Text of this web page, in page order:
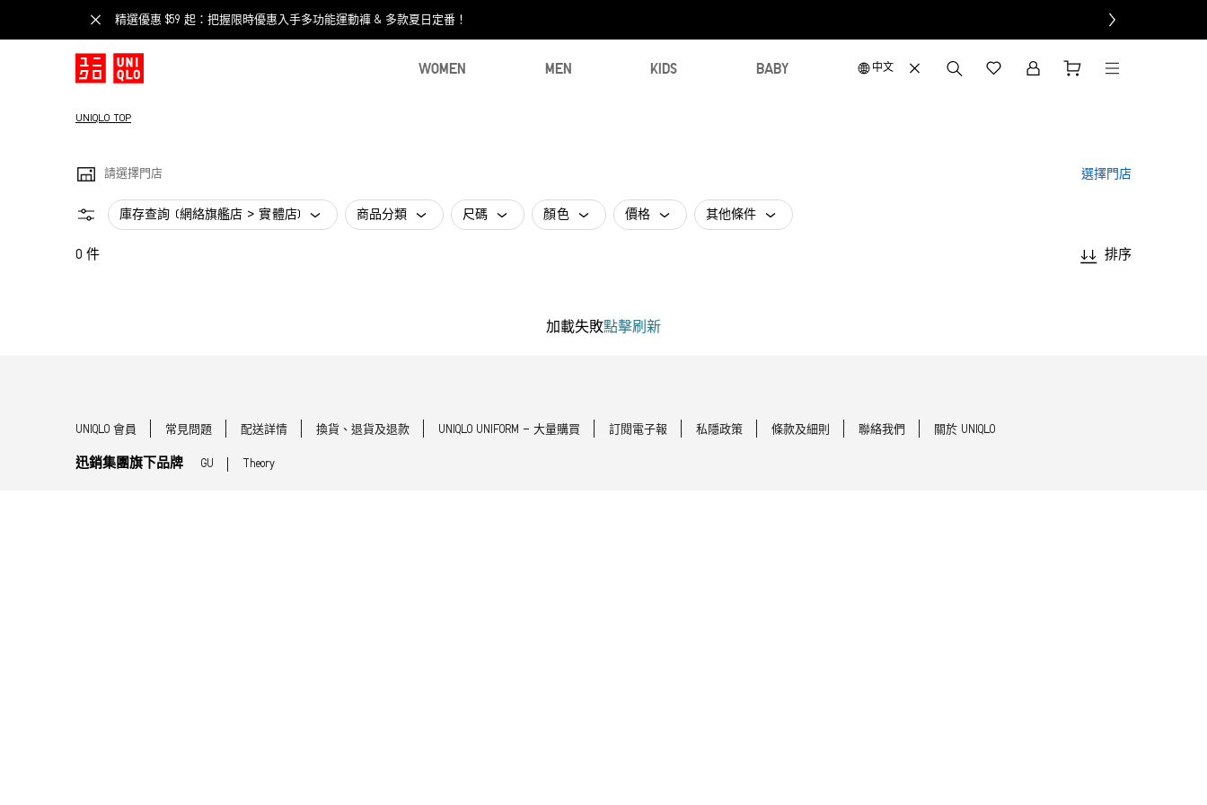
精選優惠 $59 起：把握限時優惠入手多功能運動褲 & 多款夏日定番！​
WOMEN MEN KIDS BABY 中文
UNIQLO TOP
請選擇門店 選擇門店
庫存查詢 (網絡旗艦店 > 實體店) 商品分類 尺碼 顏色 價格 其他條件
0 件 排序
加載失敗點擊刷新
UNIQLO 會員 常見問題 配送詳情 換貨、退貨及退款 UNIQLO UNIFORM - 大量購買 訂閱電子報 私隱政策 條款及細則 聯絡我們 關於 UNIQLO
迅銷集團旗下品牌 GU Theory